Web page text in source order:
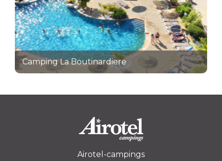
Camping La Boutinardiere
Airotel-campings